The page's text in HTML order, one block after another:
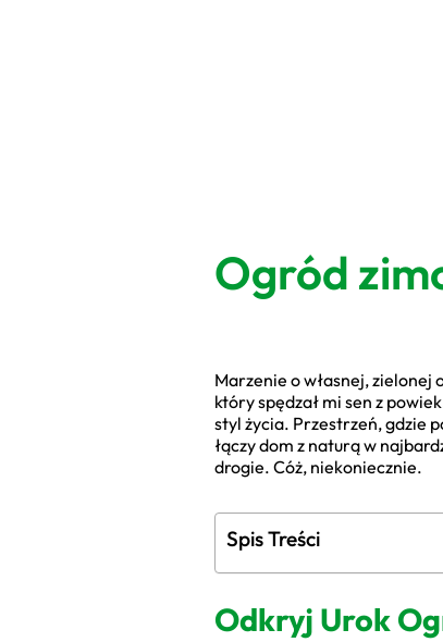
Ogród
Marzenie o własnej, zielonej
który spędzał mi sen z
styl życia. Przestrzeń, gdzie
łączy dom z naturą w
drogie. Cóż, niekoniecznie.
Spis Treści
Odkryj Urok